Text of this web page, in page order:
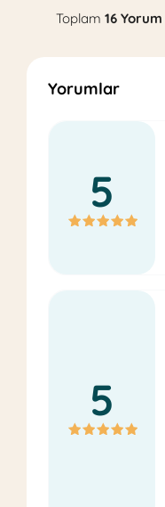
Toplam 16 Yorum
Yorumlar
5
5